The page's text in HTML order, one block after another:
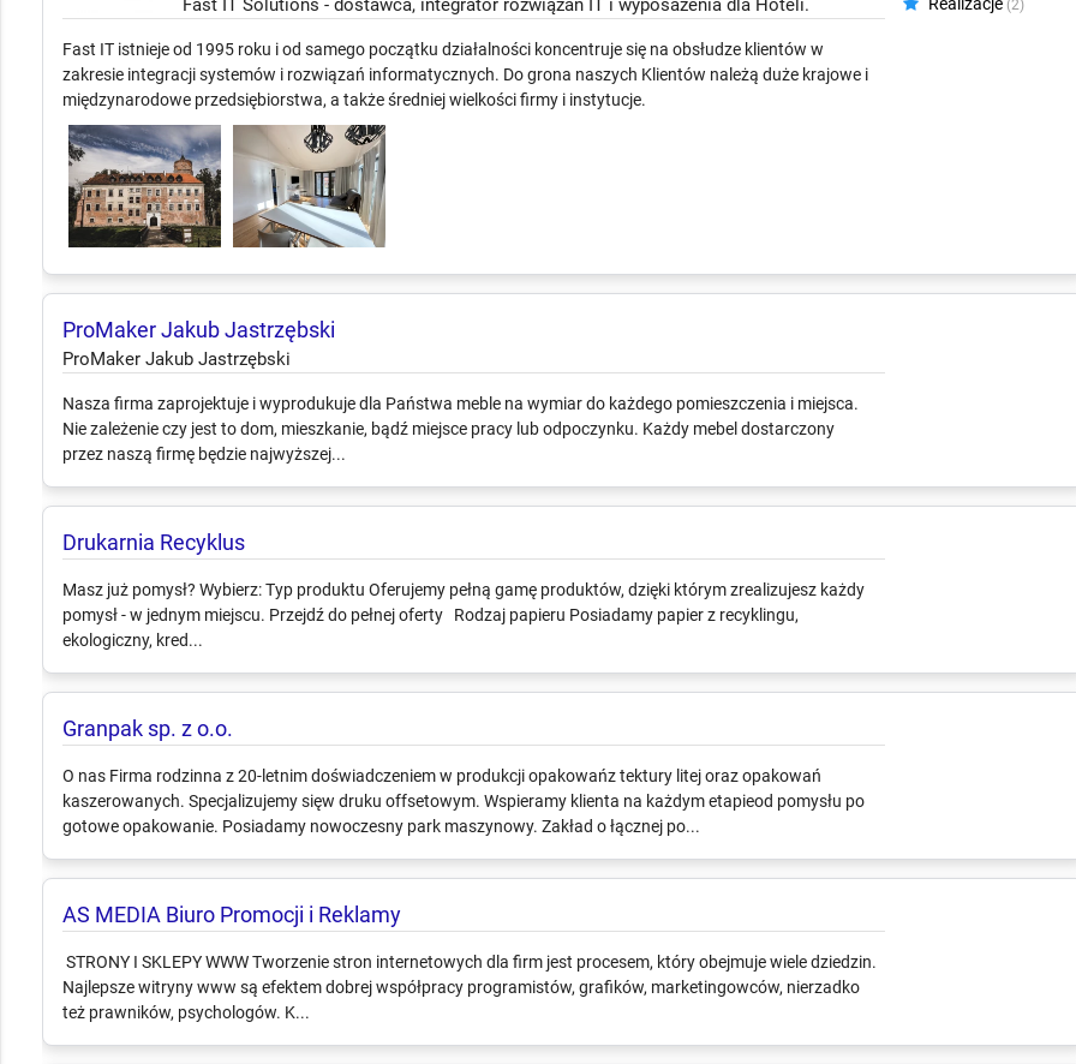
Fast IT Solutions - dostawca, integrator rozwiązań IT i wyposażenia dla Hoteli.
Fast IT istnieje od 1995 roku i od samego początku działalności koncentruje się na obsłudze klientów w
zakresie integracji systemów i rozwiązań informatycznych. Do grona naszych Klientów należą duże krajowe i
międzynarodowe przedsiębiorstwa, a także średniej wielkości firmy i instytucje.
(2)
ProMaker Jakub Jastrzębski
ProMaker Jakub Jastrzębski
Nasza firma zaprojektuje i wyprodukuje dla Państwa meble na wymiar do każdego pomieszczenia i miejsca.
Nie zależenie czy jest to dom, mieszkanie, bądź miejsce pracy lub odpoczynku. Każdy mebel dostarczony
przez naszą firmę będzie najwyższej...
Drukarnia Recyklus
Masz już pomysł? Wybierz: Typ produktu Oferujemy pełną gamę produktów, dzięki którym zrealizujesz każdy
pomysł - w jednym miejscu. Przejdź do pełnej oferty Rodzaj papieru Posiadamy papier z recyklingu,
ekologiczny, kred...
Granpak sp. z o.o.
O nas Firma rodzinna z 20-letnim doświadczeniem w produkcji opakowańz tektury litej oraz opakowań
kaszerowanych. Specjalizujemy sięw druku offsetowym. Wspieramy klienta na każdym etapieod pomysłu po
gotowe opakowanie. Posiadamy nowoczesny park maszynowy. Zakład o łącznej po...
AS MEDIA Biuro Promocji i Reklamy
STRONY I SKLEPY WWW Tworzenie stron internetowych dla firm jest procesem, który obejmuje wiele dziedzin.
Najlepsze witryny www są efektem dobrej współpracy programistów, grafików, marketingowców, nierzadko
też prawników, psychologów. K...